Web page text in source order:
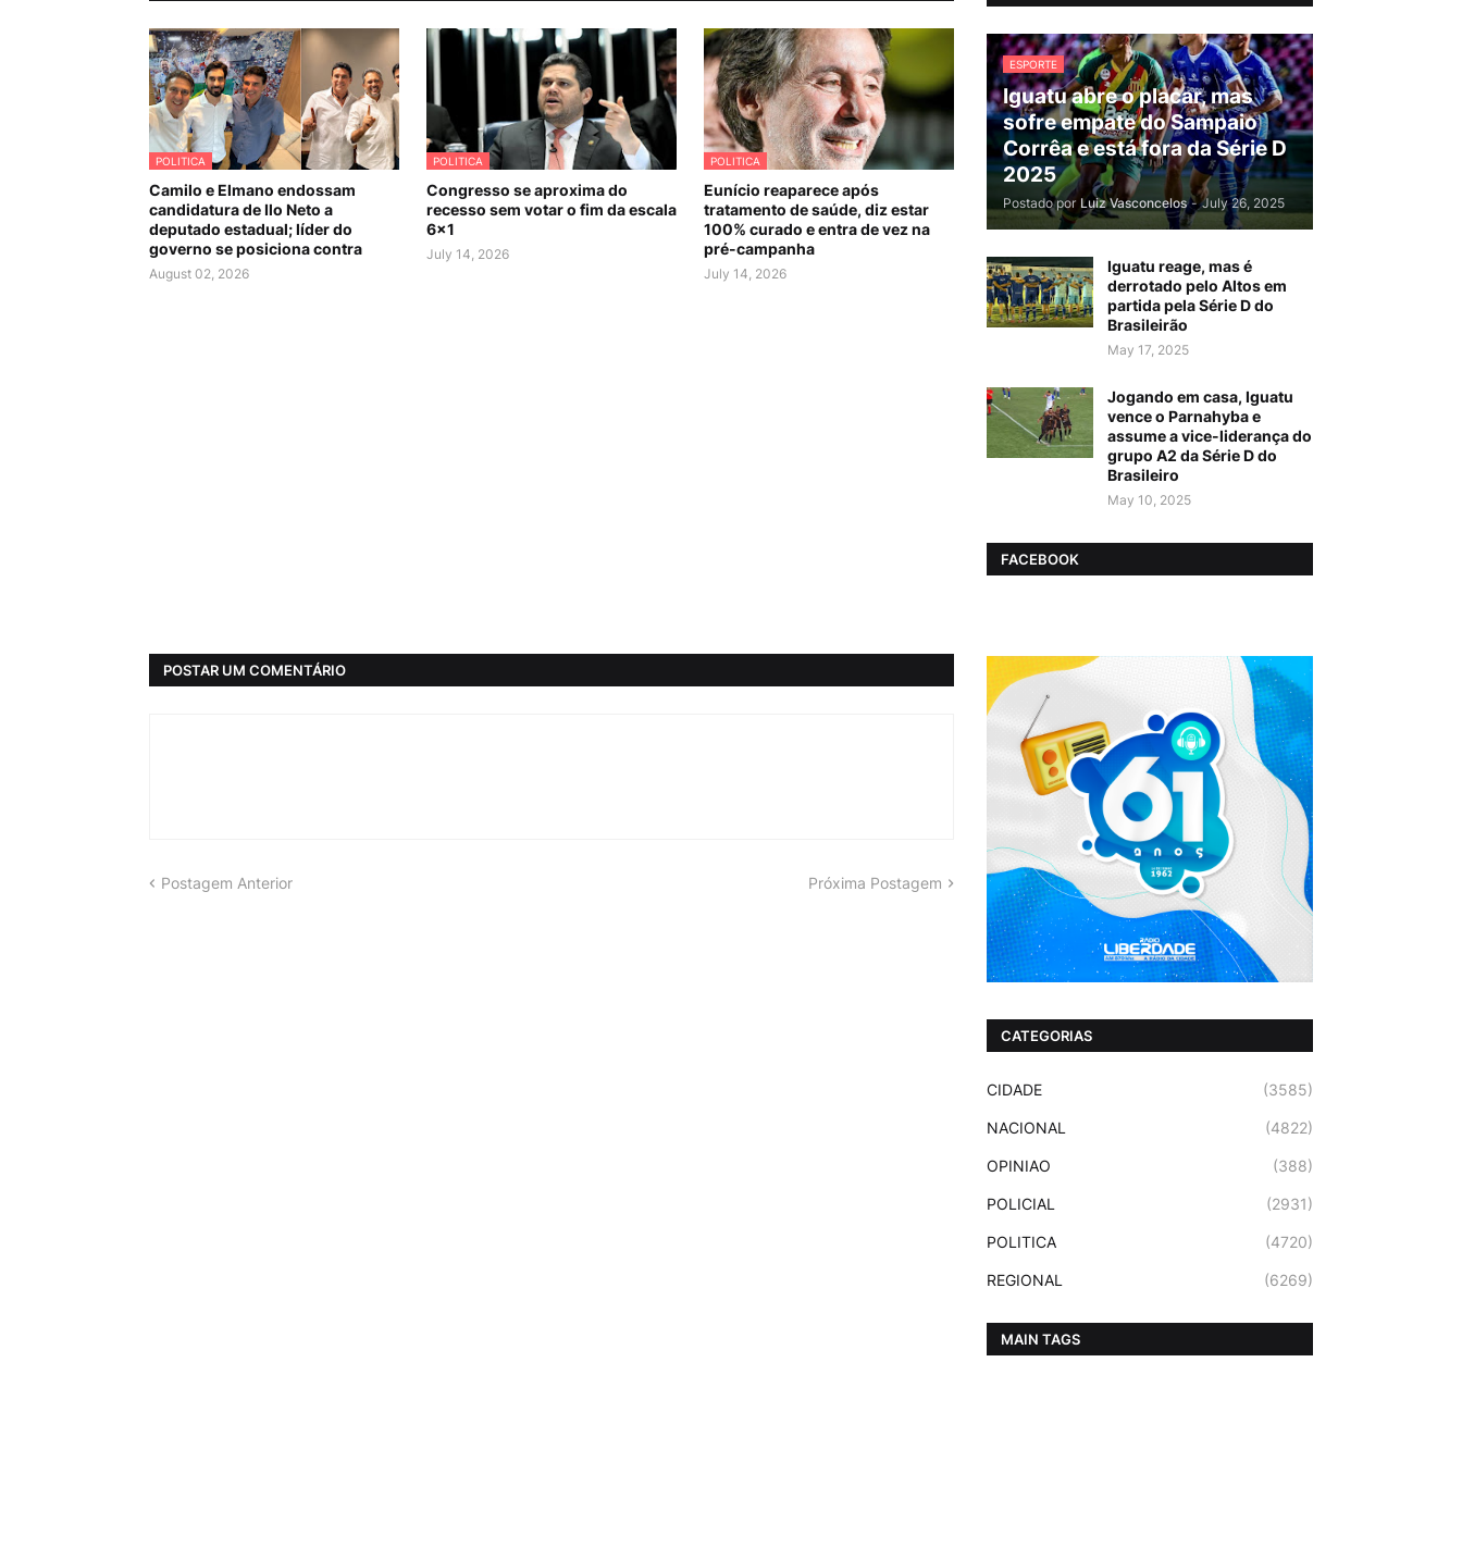
POLITICA
Camilo e Elmano endossam
candidatura de Ilo Neto a
deputado estadual; líder do
governo se posiciona contra
August 02, 2026
POLITICA
Congresso se aproxima do
recesso sem votar o fim da escala
6×1
July 14, 2026
POLITICA
Eunício reaparece após
tratamento de saúde, diz estar
100% curado e entra de vez na
pré-campanha
July 14, 2026
POSTAR UM COMENTÁRIO
Postagem Anterior Próxima Postagem
ESPORTE
Iguatu abre o placar, mas
sofre empate do Sampaio
Corrêa e está fora da Série D
2025
Postado por Luiz Vasconcelos - July 26, 2025
Iguatu reage, mas é
derrotado pelo Altos em
partida pela Série D do
Brasileirão
May 17, 2025
Jogando em casa, Iguatu
vence o Parnahyba e
assume a vice-liderança do
grupo A2 da Série D do
Brasileiro
May 10, 2025
FACEBOOK
CATEGORIAS
CIDADE (3585)
NACIONAL (4822)
OPINIAO (388)
POLICIAL (2931)
POLITICA (4720)
REGIONAL (6269)
MAIN TAGS